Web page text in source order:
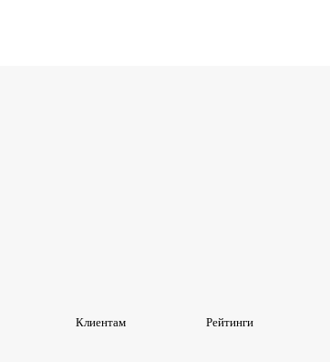
Клиентам Рейтинги